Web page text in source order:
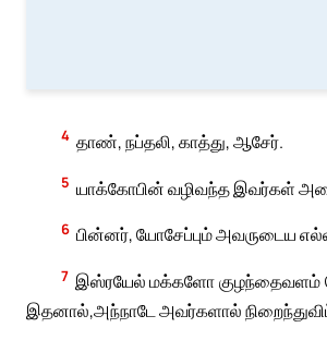
4 தாண், நப்தலி, காத்து, ஆசேர்.
5 யாக்கோபின் வழிவந்த இவர்கள்
6 பின்னர், யோசேப்பும் அவருடைய
7 இஸ்ரயேல் மக்களோ குழந்தைவளம்
இதனால்,அந்நாடே அவர்களால்